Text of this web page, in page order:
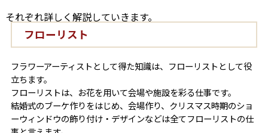
それぞれ詳しく解説していきます。
フローリスト
フラワーアーティストとして得た知識は、フローリストとして役
立ちます。
フローリストは、お花を用いて会場や施設を彩る仕事です。
結婚式のブーケ作りをはじめ、会場作り、クリスマス時期のショ
ーウィンドウの飾り付け・デザインなどは全てフローリストの仕